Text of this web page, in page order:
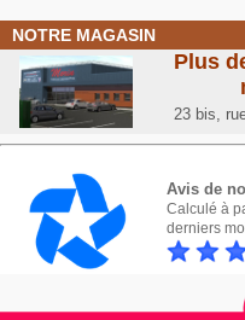
NOTRE MAGASIN
Plus
23 bis,
Avis de
Calculé à
derniers